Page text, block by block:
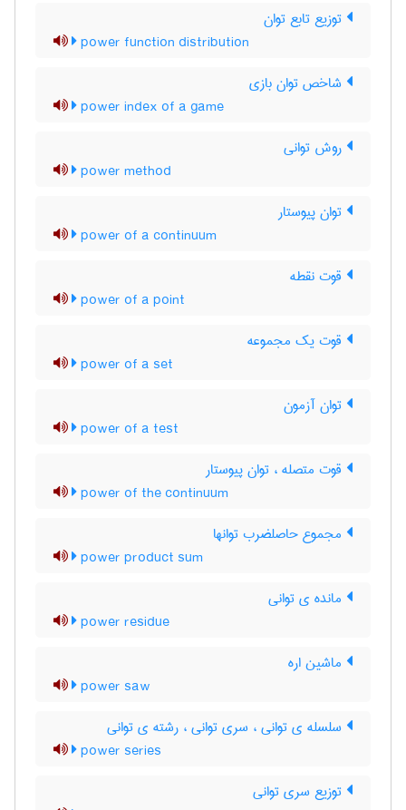
توزیع تابع توان
power function distribution
شاخص توان بازی
power index of a game
روش توانی
power method
توان پیوستار
power of a continuum
قوت نقطه
power of a point
قوت یک مجموعه
power of a set
توان آزمون
power of a test
قوت متصله ، توان پیوستار
power of the continuum
مجموع حاصلضرب توانها
power product sum
مانده ی توانی
power residue
ماشین اره
power saw
سلسله ی توانی ، سری توانی ، رشته ی توانی
power series
توزیع سری توانی